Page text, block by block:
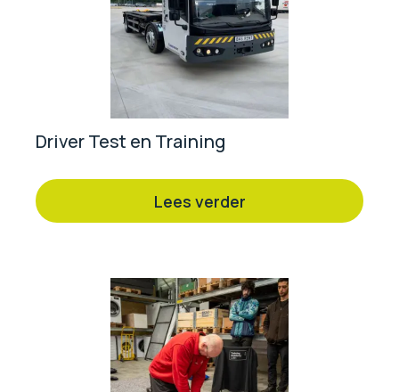
Driver Test en Training
Lees verder